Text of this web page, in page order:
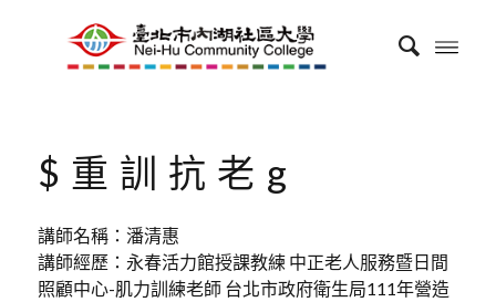
$重訓抗老g
講師名稱：潘清惠
講師經歷：永春活力館授課教練 中正老人服務暨日間
照顧中心-肌力訓練老師 台北市政府衛生局111年營造